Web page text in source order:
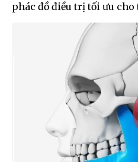
phác đồ điều trị tối ưu cho